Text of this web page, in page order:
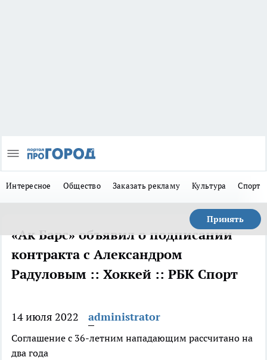
Интересное Общество Заказать рекламу Культура Спорт
Принять
«Ак Барс» объявил о подписании
контракта с Александром
Радуловым :: Хоккей :: РБК Спорт
14 июля 2022 administrator
Соглашение с 36-летним нападающим рассчитано на
два года